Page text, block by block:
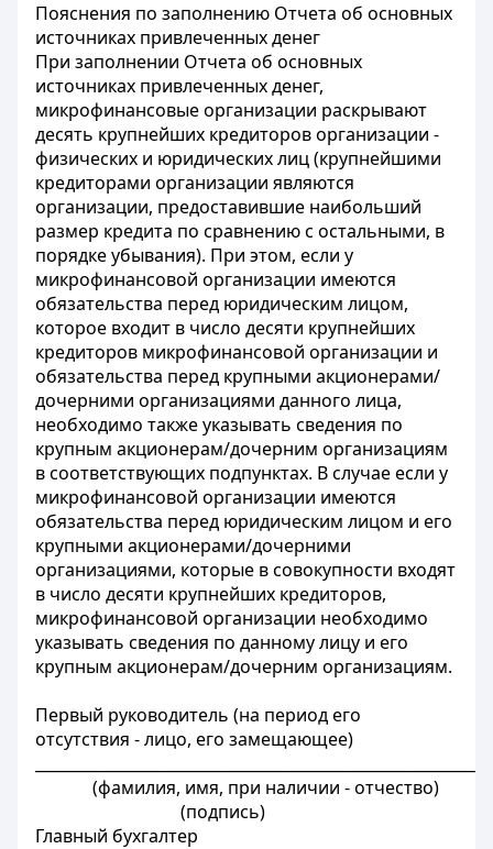
Пояснения по заполнению Отчета об основных
источниках привлеченных денег
При заполнении Отчета об основных
источниках привлеченных денег,
микрофинансовые организации раскрывают
десять крупнейших кредиторов организации -
физических и юридических лиц (крупнейшими
кредиторами организации являются
организации, предоставившие наибольший
размер кредита по сравнению с остальными, в
порядке убывания). При этом, если у
микрофинансовой организации имеются
обязательства перед юридическим лицом,
которое входит в число десяти крупнейших
кредиторов микрофинансовой организации и
обязательства перед крупными акционерами/
дочерними организациями данного лица,
необходимо также указывать сведения по
крупным акционерам/дочерним организациям
в соответствующих подпунктах. В случае если у
микрофинансовой организации имеются
обязательства перед юридическим лицом и его
крупными акционерами/дочерними
организациями, которые в совокупности входят
в число десяти крупнейших кредиторов,
микрофинансовой организации необходимо
указывать сведения по данному лицу и его
крупным акционерам/дочерним организациям.
Первый руководитель (на период его
отсутствия - лицо, его замещающее)
(фамилия, имя, при наличии - отчество)
(подпись)
Главный бухгалтер